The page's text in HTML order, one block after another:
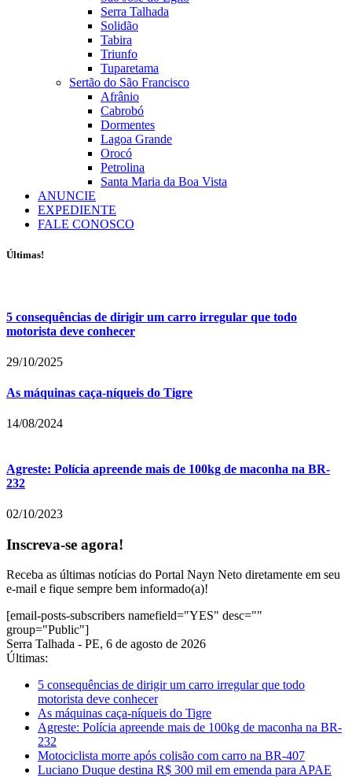
Serra Talhada
Solidão
Tabira
Triunfo
Tuparetama
Sertão do São Francisco
Afrânio
Cabrobó
Dormentes
Lagoa Grande
Orocó
Petrolina
Santa Maria da Boa Vista
ANUNCIE
EXPEDIENTE
FALE CONOSCO
Últimas!
5 consequências de dirigir um carro irregular que todo
motorista deve conhecer
29/10/2025
As máquinas caça-níqueis do Tigre
14/08/2024
Agreste: Polícia apreende mais de 100kg de maconha na BR-
232
02/10/2023
Inscreva-se agora!
Receba as últimas notícias do Portal Nayn Neto diretamente em seu
e-mail e fique sempre bem informado(a)!
[email-posts-subscribers namefield="YES" desc=""
group="Public"]
Serra Talhada - PE, 6 de agosto de 2026
Últimas:
5 consequências de dirigir um carro irregular que todo
motorista deve conhecer
As máquinas caça-níqueis do Tigre
Agreste: Polícia apreende mais de 100kg de maconha na BR-
232
Motociclista morre após colisão com carro na BR-407
Luciano Duque destina R$ 300 mil em emenda para APAE